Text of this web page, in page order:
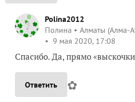
Polina2012
Полина
Алматы (Алма-
9 мая 2020, 17:08
Спасибо. Да, прямо
Ответить ✿